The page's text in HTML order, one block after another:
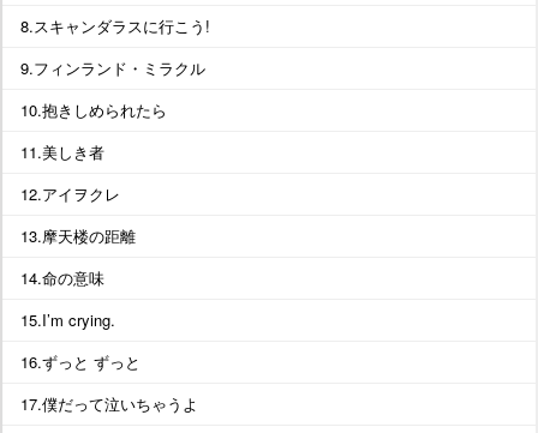
8.スキャンダラスに行こう!
9.フィンランド・ミラクル
10.抱きしめられたら
11.美しき者
12.アイヲクレ
13.摩天楼の距離
14.命の意味
15.I’m crying.
16.ずっと ずっと
17.僕だって泣いちゃうよ